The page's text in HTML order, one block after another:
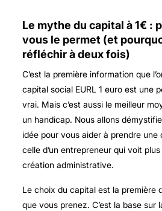
Le mythe du capital à 1€ :
vous le permet (et
réfléchir à deux fois)
C’est la première information que
capital social EURL 1 euroest une
vrai. Mais c’est aussi le meilleur
un handicap. Nous allons
idée pour vous aider à prendre une
celle d’un entrepreneur qui voit
création administrative.
Le choix du capital est la première
que vous prenez. C’est la base sur